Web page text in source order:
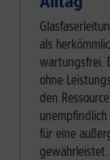
als
wartungsfrei.
ohne
den
für eine
gewährleistet.